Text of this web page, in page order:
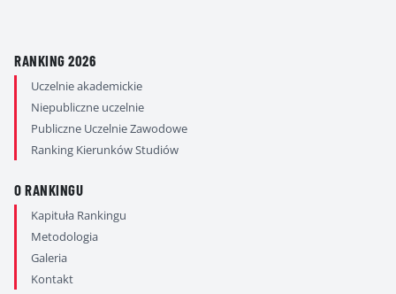
RANKING 2026
Uczelnie akademickie
Niepubliczne uczelnie
Publiczne Uczelnie Zawodowe
Ranking Kierunków Studiów
O RANKINGU
Kapituła Rankingu
Metodologia
Galeria
Kontakt